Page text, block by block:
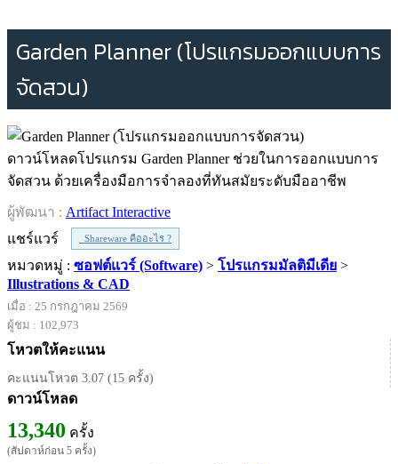
Garden Planner (โปรแกรมออกแบบการ
จัดสวน)
ดาวน์โหลดโปรแกรม Garden Planner ช่วยในการออกแบบการ
จัดสวน ด้วยเครื่องมือการจำลองที่ทันสมัยระดับมืออาชีพ
ผู้พัฒนา : Artifact Interactive
แชร์แวร์
Shareware คืออะไร ?
หมวดหมู่ : ซอฟต์แวร์ (Software) > โปรแกรมมัลติมีเดีย >
Illustrations & CAD
เมื่อ : 25 กรกฎาคม 2569
ผู้ชม : 102,973
โหวตให้คะแนน
คะแนนโหวต 3.07 (15 ครั้ง)
ดาวน์โหลด
13,340 ครั้ง
(สัปดาห์ก่อน 5 ครั้ง)